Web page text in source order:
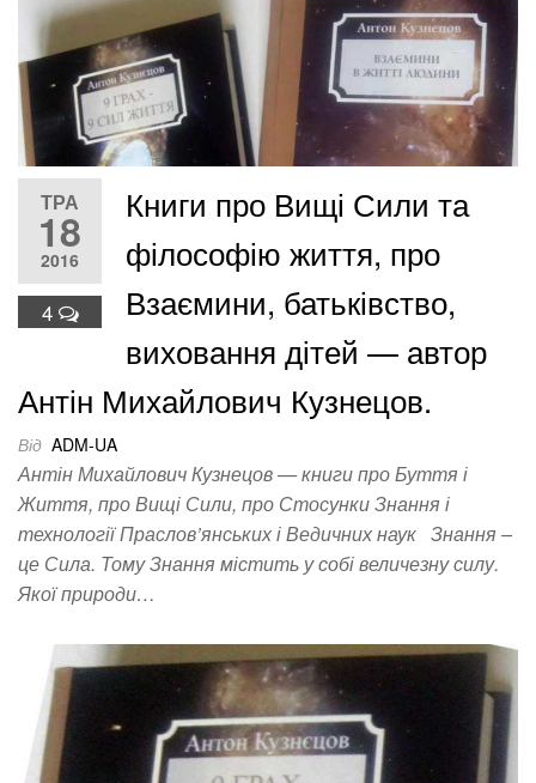
ТРА
18
2016
4
Книги про Вищі Сили та
філософію життя, про
Взаємини, батьківство,
виховання дітей — автор
Антін Михайлович Кузнецов.
Від ADM-UA
Антін Михайлович Кузнецов — книги про Буття і
Життя, про Вищі Сили, про Стосунки Знання і
технології Праслов’янських і Ведичних наук Знання –
це Сила. Тому Знання містить у собі величезну силу.
Якої природи…